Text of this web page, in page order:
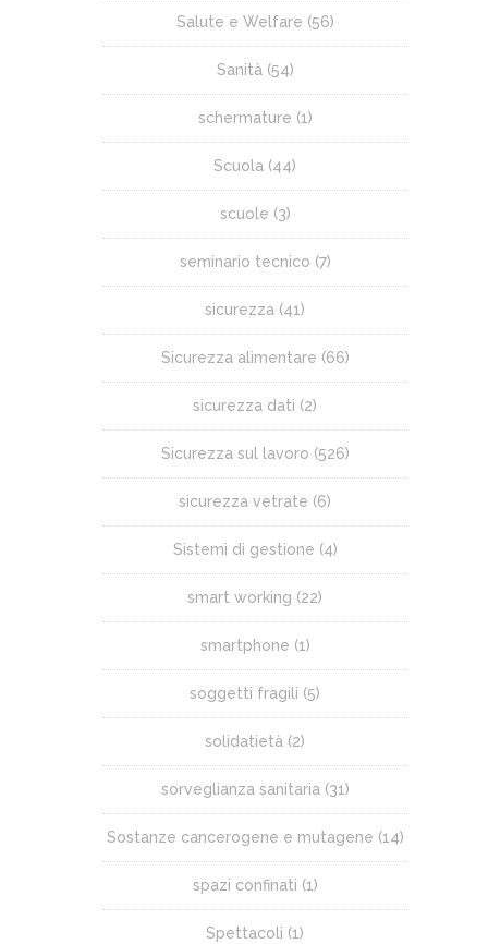
Salute e Welfare (56)
Sanità(54)
schermature (1)
Scuola (44)
scuole (3)
seminario tecnico (7)
sicurezza (41)
Sicurezza alimentare (66)
sicurezza dati (2)
Sicurezza sul lavoro (526)
sicurezza vetrate (6)
Sistemi di gestione (4)
smart working (22)
smartphone (1)
soggetti fragili (5)
solidatietà (2)
sorveglianza sanitaria(31)
Sostanze cancerogene e mutagene (14)
spazi confinati (1)
Spettacoli (1)